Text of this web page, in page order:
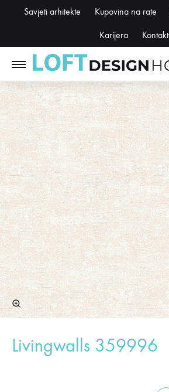
Savjeti arhitekte Kupovina na rate
Karijera Kontakt
Livingwalls 359996